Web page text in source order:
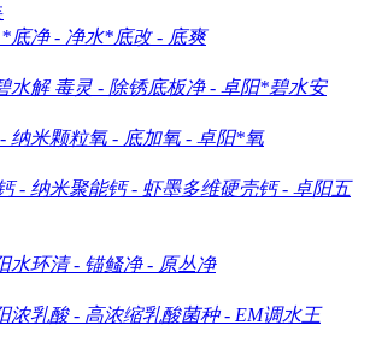
*底净 - 净水*底改 - 底爽
水解 毒灵 - 除锈底板净 - 卓阳*碧水安
- 纳米颗粒氧 - 底加氧 - 卓阳*氧
- 纳米聚能钙 - 虾墨多维硬壳钙 - 卓阳五
水环清 - 锚鳋净 - 原丛净
浓乳酸 - 高浓缩乳酸菌种 - EM调水王